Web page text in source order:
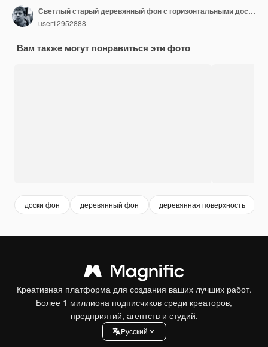
Светлый старый деревянный фон с горизонтальными досками
user12952888
Вам также могут понравиться эти фото
доски фон деревянный фон деревянная поверхность
Креативная платформа для создания ваших лучших работ.
Более 1 миллиона подписчиков среди креаторов,
предприятий, агентств и студий.
Pусский